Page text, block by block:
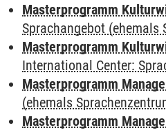
Masterprogramm
Sprachangebot (ehemals
Masterprogramm
International Center:
Masterprogramm
(ehemals
Masterprogramm